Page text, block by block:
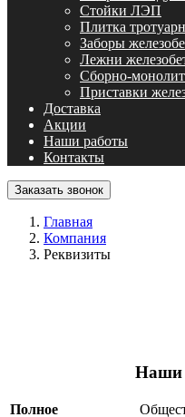
Стойки ЛЭП
Плитка
Заборы
Лежни
Сборно-
Приставки
Доставка
Акции
Наши работы
Контакты
Заказать звонок
Главная
Компания
Реквизиты
Наши
Полное